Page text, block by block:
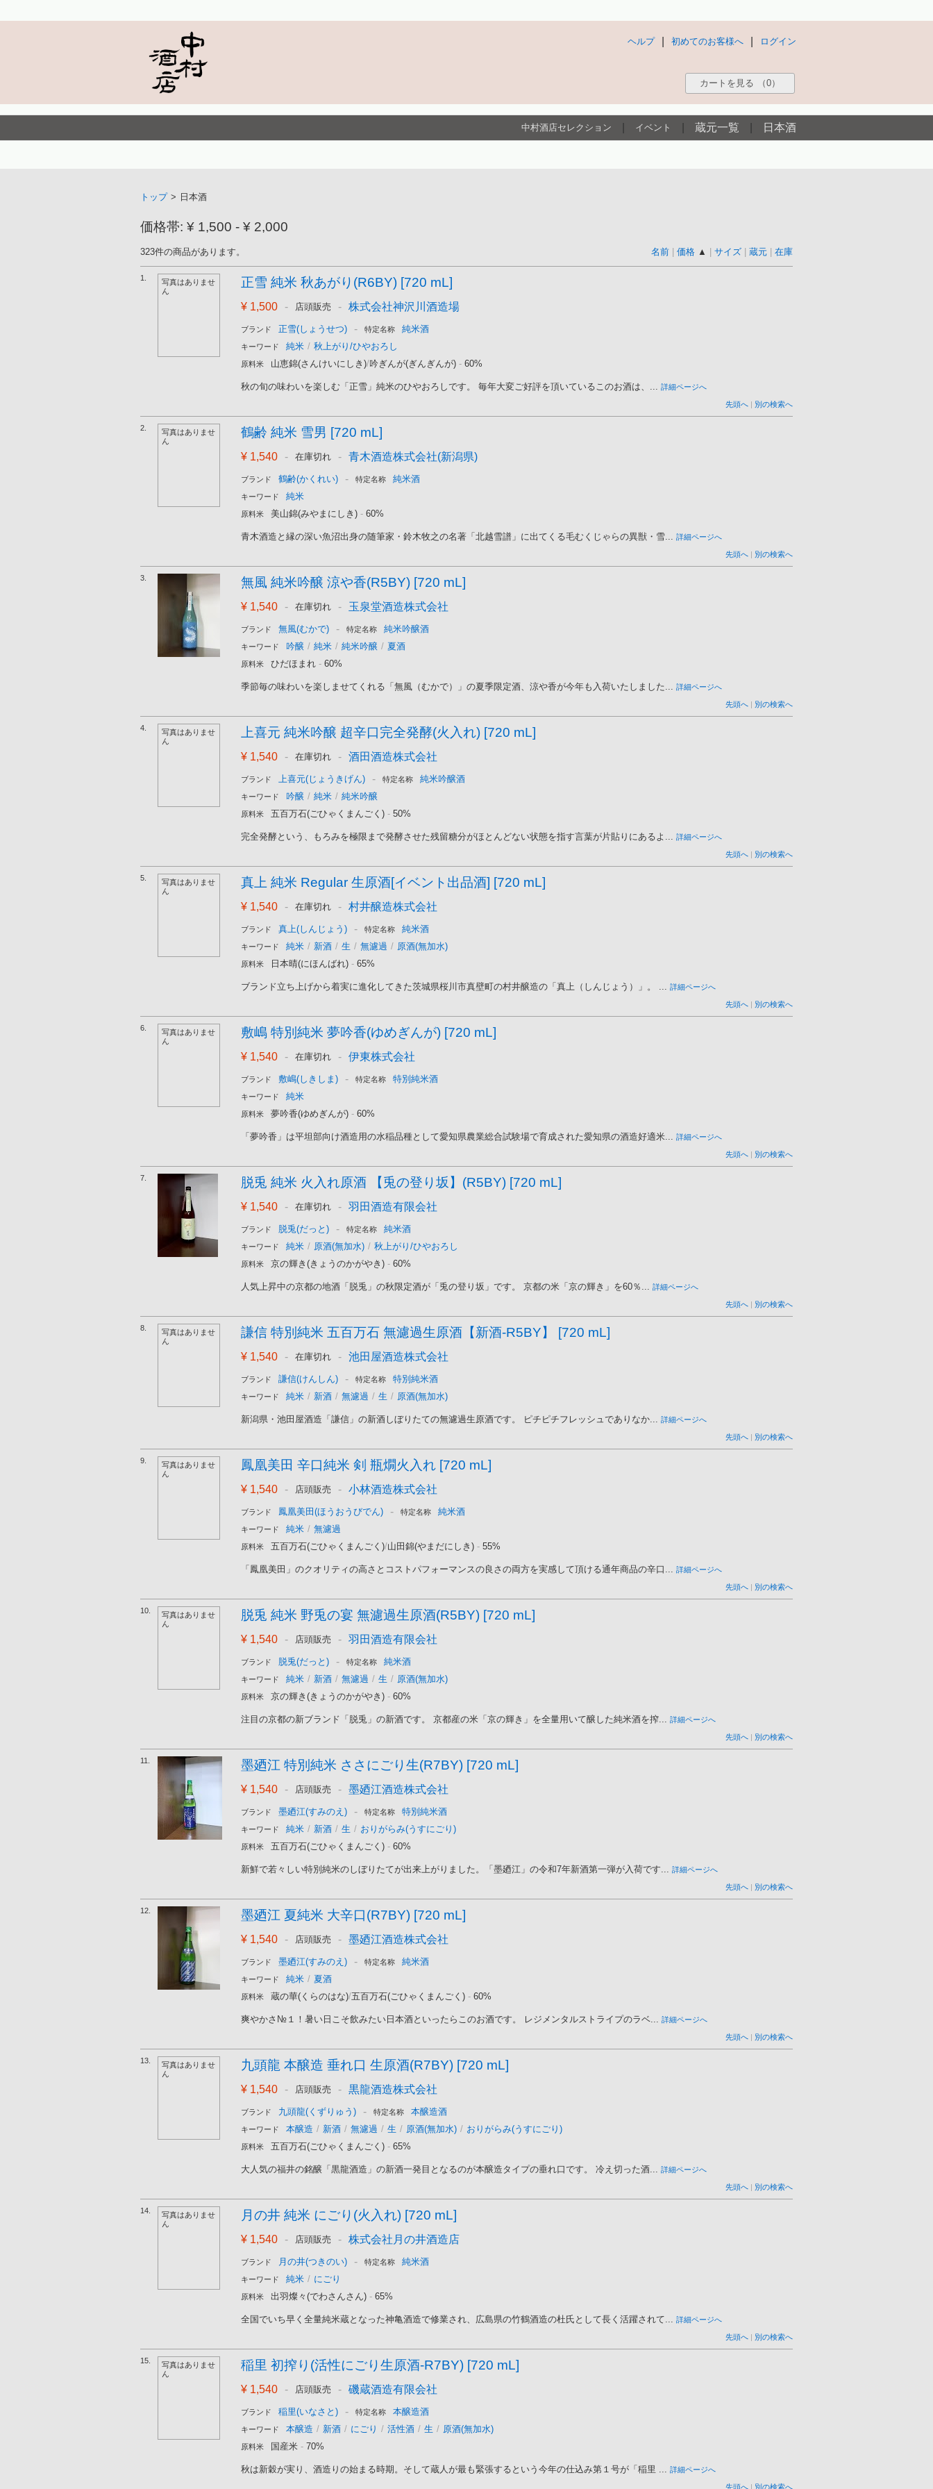
ログイン
初めてのお客様へ
ヘルプ
カートを見る （0）
中村酒店セレクション イベント 蔵元一覧 日本酒
トップ > 日本酒
価格帯: ¥ 1,500 - ¥ 2,000
323件の商品があります。 名前 価格 ▲ サイズ 蔵元 在庫
1.
写真はありませ
ん
正雪 純米 秋あがり(R6BY) [720 mL]
¥ 1,500 - 店頭販売 - 株式会社神沢川酒造場
ブランド 正雪(しょうせつ) - 特定名称 純米酒
キーワード 純米 / 秋上がり/ひやおろし
原料米 山恵錦(さんけいにしき)/吟ぎんが(ぎんぎんが) - 60%
秋の旬の味わいを楽しむ「正雪」純米のひやおろしです。 毎年大変ご好評を頂いているこのお酒は、... 詳細ページへ
先頭へ | 別の検索へ
2.
写真はありませ
ん
鶴齢 純米 雪男 [720 mL]
¥ 1,540 - 在庫切れ - 青木酒造株式会社(新潟県)
ブランド 鶴齢(かくれい) - 特定名称 純米酒
キーワード 純米
原料米 美山錦(みやまにしき) - 60%
青木酒造と縁の深い魚沼出身の随筆家・鈴木牧之の名著「北越雪譜」に出てくる毛むくじゃらの異獣・雪... 詳細ページへ
先頭へ | 別の検索へ
3. 無風 純米吟醸 涼や香(R5BY) [720 mL]
¥ 1,540 - 在庫切れ - 玉泉堂酒造株式会社
ブランド 無風(むかで) - 特定名称 純米吟醸酒
キーワード 吟醸 / 純米 / 純米吟醸 / 夏酒
原料米 ひだほまれ - 60%
季節毎の味わいを楽しませてくれる「無風（むかで）」の夏季限定酒、涼や香が今年も入荷いたしました... 詳細ページへ
先頭へ | 別の検索へ
4.
写真はありませ
ん
上喜元 純米吟醸 超辛口完全発酵(火入れ) [720 mL]
¥ 1,540 - 在庫切れ - 酒田酒造株式会社
ブランド 上喜元(じょうきげん) - 特定名称 純米吟醸酒
キーワード 吟醸 / 純米 / 純米吟醸
原料米 五百万石(ごひゃくまんごく) - 50%
完全発酵という、もろみを極限まで発酵させた残留糖分がほとんどない状態を指す言葉が片貼りにあるよ... 詳細ページへ
先頭へ | 別の検索へ
5.
写真はありませ
ん
真上 純米 Regular 生原酒[イベント出品酒] [720 mL]
¥ 1,540 - 在庫切れ - 村井醸造株式会社
ブランド 真上(しんじょう) - 特定名称 純米酒
キーワード 純米 / 新酒 / 生 / 無濾過 / 原酒(無加水)
原料米 日本晴(にほんばれ) - 65%
ブランド立ち上げから着実に進化してきた茨城県桜川市真壁町の村井醸造の「真上（しんじょう）」。 ... 詳細ページへ
先頭へ | 別の検索へ
6.
写真はありませ
ん
敷嶋 特別純米 夢吟香(ゆめぎんが) [720 mL]
¥ 1,540 - 在庫切れ - 伊東株式会社
ブランド 敷嶋(しきしま) - 特定名称 特別純米酒
キーワード 純米
原料米 夢吟香(ゆめぎんが) - 60%
「夢吟香」は平坦部向け酒造用の水稲品種として愛知県農業総合試験場で育成された愛知県の酒造好適米... 詳細ページへ
先頭へ | 別の検索へ
7. 脱兎 純米 火入れ原酒 【兎の登り坂】(R5BY) [720 mL]
¥ 1,540 - 在庫切れ - 羽田酒造有限会社
ブランド 脱兎(だっと) - 特定名称 純米酒
キーワード 純米 / 原酒(無加水) / 秋上がり/ひやおろし
原料米 京の輝き(きょうのかがやき) - 60%
人気上昇中の京都の地酒「脱兎」の秋限定酒が「兎の登り坂」です。 京都の米「京の輝き」を60％... 詳細ページへ
先頭へ | 別の検索へ
8.
写真はありませ
ん
謙信 特別純米 五百万石 無濾過生原酒【新酒-R5BY】 [720 mL]
¥ 1,540 - 在庫切れ - 池田屋酒造株式会社
ブランド 謙信(けんしん) - 特定名称 特別純米酒
キーワード 純米 / 新酒 / 無濾過 / 生 / 原酒(無加水)
新潟県・池田屋酒造「謙信」の新酒しぼりたての無濾過生原酒です。 ピチピチフレッシュでありなか... 詳細ページへ
先頭へ | 別の検索へ
9.
写真はありませ
ん
鳳凰美田 辛口純米 剣 瓶燗火入れ [720 mL]
¥ 1,540 - 店頭販売 - 小林酒造株式会社
ブランド 鳳凰美田(ほうおうびでん) - 特定名称 純米酒
キーワード 純米 / 無濾過
原料米 五百万石(ごひゃくまんごく)/山田錦(やまだにしき) - 55%
「鳳凰美田」のクオリティの高さとコストパフォーマンスの良さの両方を実感して頂ける通年商品の辛口... 詳細ページへ
先頭へ | 別の検索へ
10.
写真はありませ
ん
脱兎 純米 野兎の宴 無濾過生原酒(R5BY) [720 mL]
¥ 1,540 - 店頭販売 - 羽田酒造有限会社
ブランド 脱兎(だっと) - 特定名称 純米酒
キーワード 純米 / 新酒 / 無濾過 / 生 / 原酒(無加水)
原料米 京の輝き(きょうのかがやき) - 60%
注目の京都の新ブランド「脱兎」の新酒です。 京都産の米「京の輝き」を全量用いて醸した純米酒を搾... 詳細ページへ
先頭へ | 別の検索へ
11. 墨廼江 特別純米 ささにごり生(R7BY) [720 mL]
¥ 1,540 - 店頭販売 - 墨廼江酒造株式会社
ブランド 墨廼江(すみのえ) - 特定名称 特別純米酒
キーワード 純米 / 新酒 / 生 / おりがらみ(うすにごり)
原料米 五百万石(ごひゃくまんごく) - 60%
新鮮で若々しい特別純米のしぼりたてが出来上がりました。「墨廼江」の令和7年新酒第一弾が入荷です... 詳細ページへ
先頭へ | 別の検索へ
12. 墨廼江 夏純米 大辛口(R7BY) [720 mL]
¥ 1,540 - 店頭販売 - 墨廼江酒造株式会社
ブランド 墨廼江(すみのえ) - 特定名称 純米酒
キーワード 純米 / 夏酒
原料米 蔵の華(くらのはな)/五百万石(ごひゃくまんごく) - 60%
爽やかさ№１！暑い日こそ飲みたい日本酒といったらこのお酒です。 レジメンタルストライプのラベ... 詳細ページへ
先頭へ | 別の検索へ
13.
写真はありませ
ん
九頭龍 本醸造 垂れ口 生原酒(R7BY) [720 mL]
¥ 1,540 - 店頭販売 - 黒龍酒造株式会社
ブランド 九頭龍(くずりゅう) - 特定名称 本醸造酒
キーワード 本醸造 / 新酒 / 無濾過 / 生 / 原酒(無加水) / おりがらみ(うすにごり)
原料米 五百万石(ごひゃくまんごく) - 65%
大人気の福井の銘醸「黒龍酒造」の新酒一発目となるのが本醸造タイプの垂れ口です。 冷え切った酒... 詳細ページへ
先頭へ | 別の検索へ
14.
写真はありませ
ん
月の井 純米 にごり(火入れ) [720 mL]
¥ 1,540 - 店頭販売 - 株式会社月の井酒造店
ブランド 月の井(つきのい) - 特定名称 純米酒
キーワード 純米 / にごり
原料米 出羽燦々(でわさんさん) - 65%
全国でいち早く全量純米蔵となった神亀酒造で修業され、広島県の竹鶴酒造の杜氏として長く活躍されて... 詳細ページへ
先頭へ | 別の検索へ
15.
写真はありませ
ん
稲里 初搾り(活性にごり生原酒-R7BY) [720 mL]
¥ 1,540 - 店頭販売 - 磯蔵酒造有限会社
ブランド 稲里(いなさと) - 特定名称 本醸造酒
キーワード 本醸造 / 新酒 / にごり / 活性酒 / 生 / 原酒(無加水)
原料米 国産米 - 70%
秋は新穀が実り、酒造りの始まる時期。そして蔵人が最も緊張するという今年の仕込み第１号が「稲里 ... 詳細ページへ
先頭へ | 別の検索へ